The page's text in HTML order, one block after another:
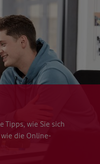
Tipps, wie Sie sich
die Online-